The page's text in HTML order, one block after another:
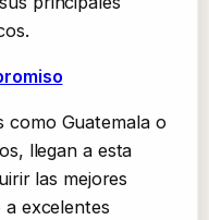
como Guatemala o
llegan a esta
las mejores
a excelentes